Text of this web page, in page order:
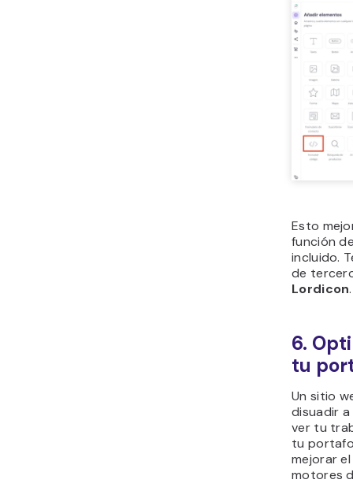
Esto
función
incluido.
de
Lordicon.
6.
tu
Un sitio
disuadir
ver tu
tu
mejorar
motores